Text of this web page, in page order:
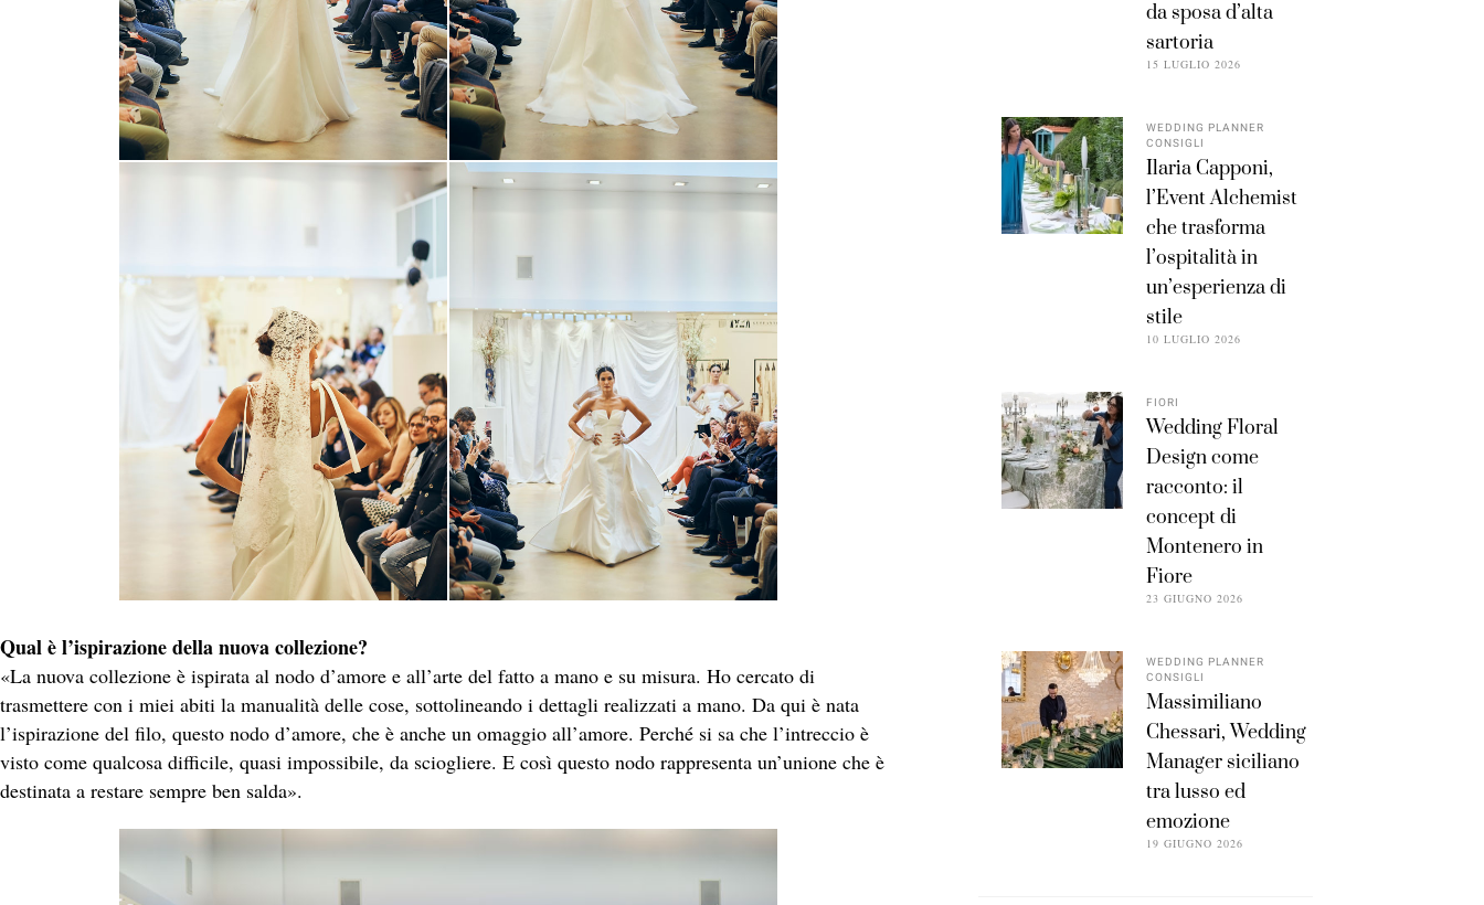
Qual è l’ispirazione della nuova collezione?
«La nuova collezione è ispirata al nodo d’amore e all’arte del fatto a mano e su misura. Ho cercato di
trasmettere con i miei abiti la manualità delle cose, sottolineando i dettagli realizzati a mano. Da qui è nata
l’ispirazione del filo, questo nodo d’amore, che è anche un omaggio all’amore. Perché si sa che l’intreccio è
visto come qualcosa difficile, quasi impossibile, da sciogliere. E così questo nodo rappresenta un’unione che è
destinata a restare sempre ben salda».
da sposa d’alta
sartoria
15 LUGLIO 2026
WEDDING PLANNER
CONSIGLI
Ilaria Capponi,
l’Event Alchemist
che trasforma
l’ospitalità in
un’esperienza di
stile
10 LUGLIO 2026
FIORI
Wedding Floral
Design come
racconto: il
concept di
Montenero in
Fiore
23 GIUGNO 2026
WEDDING PLANNER
CONSIGLI
Massimiliano
Chessari, Wedding
Manager siciliano
tra lusso ed
emozione
19 GIUGNO 2026